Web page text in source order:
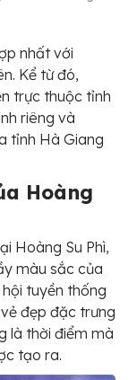
nhất với
Kể từ đó,
trực thuộc tỉnh
riêng và
tỉnh Hà Giang
Hoàng
Hoàng Su Phì,
màu sắc của
tuyền thống
đẹp đặc trưng
là thời điểm mà
tạo ra.